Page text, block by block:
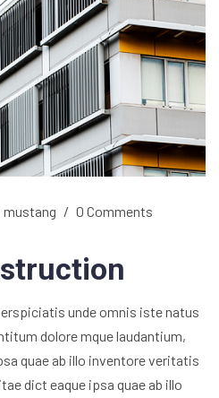
mustang / 0 Comments
unde omnis iste natus
dolore mque laudantium,
quae ab illo inventore veritatis
dict eaque ipsa quae ab illo